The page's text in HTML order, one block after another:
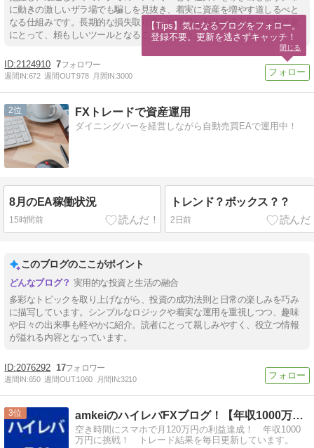
に動きの激しいザラ場でも騙しを見抜き、着実に資産を増やす道しるべと
なる仕組みです。長期的な損失取り返しや平穏な利益獲得を目指す投資家
にとって、頼もしいツールとなることでしょう。
2124910 7
週間IN:672 週間OUT:978 月間IN:3000
2 FXトレードで資産運用
ダイニングバーを経営しながら自動売買EAで運用中！
8月のEA稼働状況
15時間前
トレンド？ボックス？？
2日前
このブログのここがポイント
実用的な投資と生活の融合
多彩なトピックを取り上げながら、投資の成功法則と日常の楽しみを巧み
に描写しています。シンプルなロジックや着実な運用を重視しつつ、趣味
や日々の出来事も軽やかに紹介。読者にとって親しみやすく、役立つ情報
が溢れる内容となっています。
2076292 17
週間IN:650 週間OUT:1060 月間IN:3210
3 amkeiのハイレバFXブログ！【年収1000万円に挑戦！】
空き時間にスマホで月120万円の利益達成！ 年収1000
万円に挑戦！ トレード結果を毎日更新しています。
【Tips】気になるブログをフォロー。
登録不要。更新を逃さずキャッチ！
閉じる